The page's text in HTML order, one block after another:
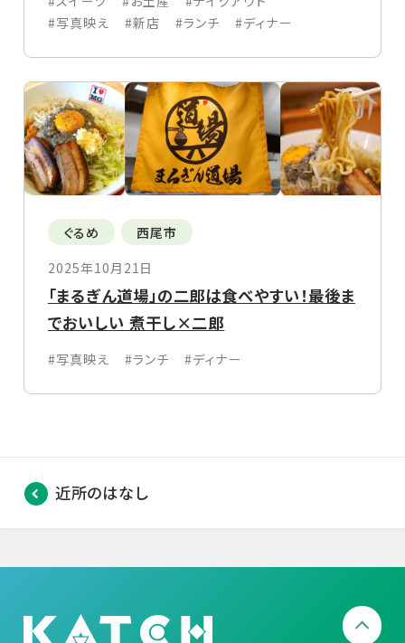
#写真映え
#新店 #ランチ #ディナー
ぐるめ
西尾市
2025年10月21日
「まるぎん道場」の二郎は食べやすい！最後ま
でおいしい 煮干し×二郎
#写真映え #ランチ #ディナー
近所のはなし